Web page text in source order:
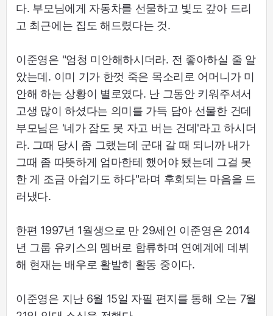
다. 부모님에게 자동차를 선물하고 빛도 갚아 드리
고 최근에는 집도 해드렸다는 것.
이준영은 "엄청 미안해하시더라. 전 좋아하실 줄 알
았는데. 이미 기가 한껏 죽은 목소리로 어머니가 미
안해 하는 상황이 별로였다. 난 그동안 키워주셔서
고생 많이 하셨다는 의미를 가득 담아 선물한 건데
부모님은 '네가 잠도 못 자고 버는 건데'라고 하시더
라. 그때 당시 좀 그랬는데 군대 갈 때 되니까 내가
그때 좀 따뜻하게 엄마한테 했어야 됐는데 그걸 못
한 게 조금 아쉽기도 하다"라며 후회되는 마음을 드
러냈다.
한편 1997년 1월생으로 만 29세인 이준영은 2014
년 그룹 유키스의 멤버로 합류하며 연예계에 데뷔
해 현재는 배우로 활발히 활동 중이다.
이준영은 지난 6월 15일 자필 편지를 통해 오는 7월